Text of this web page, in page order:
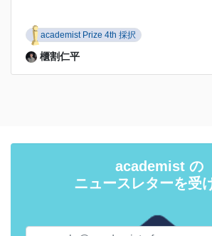
academist Prize 4th 採択
櫃割仁平
academist の
ニュースレターを受